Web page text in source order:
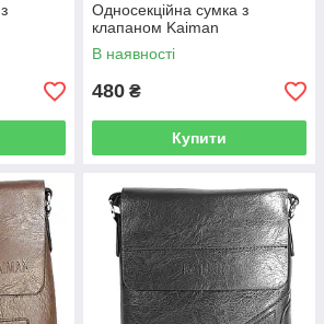
Односекційна сумка з
клапаном Kaiman
В наявності
480 ₴
Купити